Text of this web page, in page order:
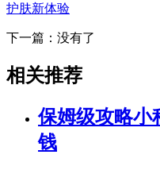
护肤新体验
下一篇：没有了
相关推荐
保姆级攻略小
钱